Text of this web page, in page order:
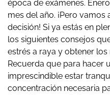
época de exámenes.
mes del año. ¡Pero
decisión! Si ya estás en
los siguientes consejos
estrés a raya y obtener
Recuerda que para hacer
imprescindible estar
concentración necesaria